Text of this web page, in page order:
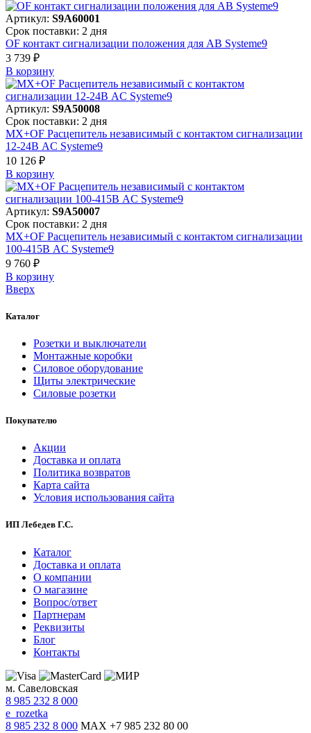
Артикул: S9A60001
Срок поставки: 2 дня
OF контакт сигнализации положения для АВ Systeme9
3 739 ₽
В корзинy
Артикул: S9A50008
Срок поставки: 2 дня
MX+OF Расцепитель независимый с контактом сигнализации
12-24В AC Systeme9
10 126 ₽
В корзинy
Артикул: S9A50007
Срок поставки: 2 дня
MX+OF Расцепитель независимый с контактом сигнализации
100-415В AC Systeme9
9 760 ₽
В корзинy
Вверх
Каталог
Розетки и выключатели
Монтажные коробки
Силовое оборудование
Щиты электрические
Силовые розетки
Покупателю
Акции
Доставка и оплата
Политика возвратов
Карта сайта
Условия использования сайта
ИП Лебедев Г.С.
Каталог
Доставка и оплата
О компании
О магазине
Вопрос/ответ
Партнерам
Реквизиты
Блог
Контакты
м. Савеловская
8 985 232 8 000
e_rozetka
8 985 232 8 000 MAX +7 985 232 80 00